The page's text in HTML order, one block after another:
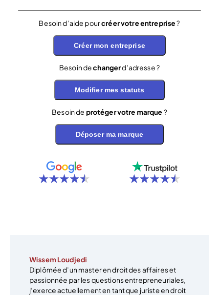
Besoin d’aide pourcréer votre entreprise?
Créer mon entreprise
Besoin dechangerd’adresse ?
Modifier mes statuts
Besoin de protéger votre marque ?
Déposer ma marque
Wissem Loudjedi
Diplômée d’un master en droit des affaires et
passionnée par les questions entrepreneuriales,
j’exerce actuellement en tant que juriste en droit